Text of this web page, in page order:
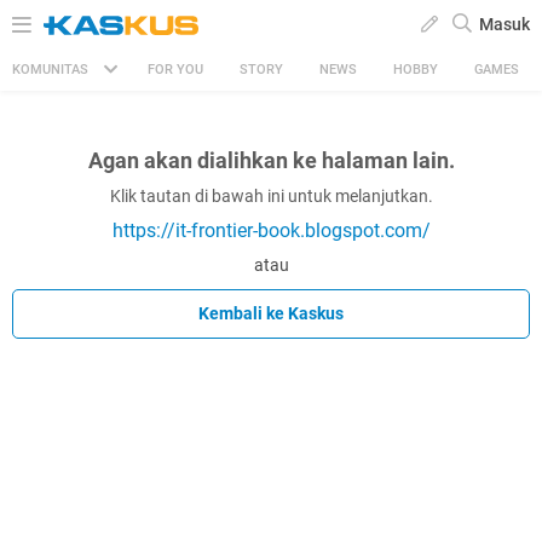
Masuk
KOMUNITAS FOR YOU STORY NEWS HOBBY GAMES
Agan akan dialihkan ke halaman lain.
Klik tautan di bawah ini untuk melanjutkan.
https://it-frontier-book.blogspot.com/
atau
Kembali ke Kaskus